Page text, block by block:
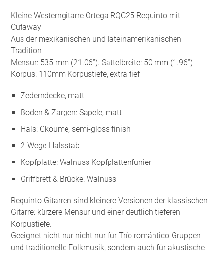
Kleine Westerngitarre Ortega RQC25 Requinto mit
Cutaway
Aus der mexikanischen und lateinamerikanischen
Tradition
Mensur: 535 mm (21.06”). Sattelbreite: 50 mm (1.96”)
Korpus: 110mm Korpustiefe, extra tief
Zederndecke, matt
Boden & Zargen: Sapele, matt
Hals: Okoume, semi-gloss finish
2-Wege-Halsstab
Kopfplatte: Walnuss Kopfplattenfunier
Griffbrett & Brücke: Walnuss
Requinto-Gitarren sind kleinere Versionen der klassischen
Gitarre: kürzere Mensur und einer deutlich tieferen
Korpustiefe.
Geeignet nicht nur nicht nur für Trío romántico-Gruppen
und traditionelle Folkmusik, sondern auch für akustische